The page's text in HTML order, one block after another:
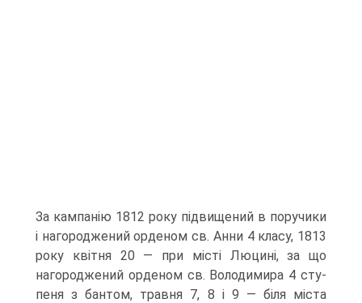
За кампанію 1812 року підвищений в поручики
і нагороджений орденом св. Анни 4 класу, 1813
року квітня 20 — при місті Люцині, за що
нагороджений орденом св. Володимира 4 сту­
пеня з бантом, травня 7, 8 і 9 — біля міста